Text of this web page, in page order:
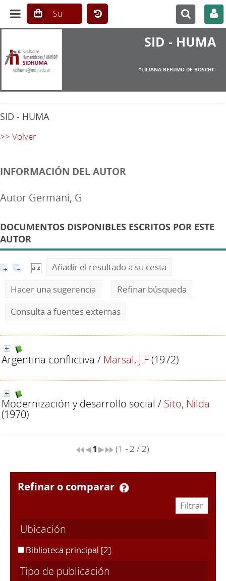
SID - HUMA
"LILIANA BEFUMO DE BOSCHI"
SID - HUMA
>> Volver
INFORMACIÓN DEL AUTOR
Autor Germani, G
DOCUMENTOS DISPONIBLES ESCRITOS POR ESTE
AUTOR
Añadir el resultado a su cesta
Hacer una sugerencia
Refinar búsqueda
Consulta a fuentes externas
Argentina conflictiva / Marsal, J.F(1972)
Modernización y desarrollo social / Sito, Nilda
(1970)
1 (1 - 2 / 2)
refinar o comparar
Ubicación
Biblioteca principal [2]
Tipo de publicación